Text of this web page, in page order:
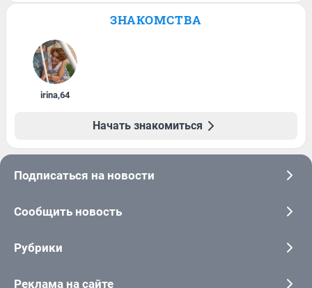
ЗНАКОМСТВА
irina,64
Начать знакомиться
Подписаться на новости
Сообщить новость
Рубрики
Реклама на сайте